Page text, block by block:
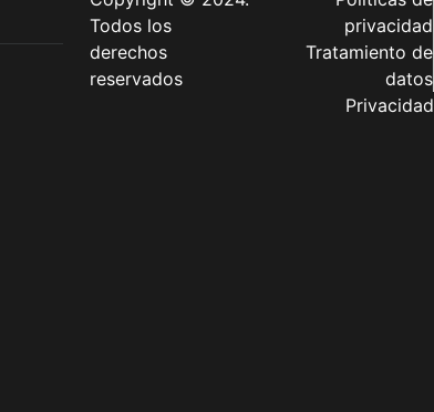
Todos los
derechos
reservados
privacidad
Tratamiento de
datos
Privacidad